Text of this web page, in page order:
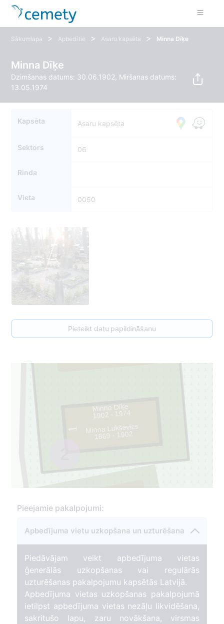
Sākumlapa > Apbedītie > Asaru kapsēta > Minna Dīķe
Minna Dīķe
Dzimšanas datums: 30.06.1902, Miršanas datums:
13.05.1974
Kapsēta Asaru kapsēta
Sektors 06
Rinda
Vieta 0050
Pieteikt datu papildināšanu
49
048A
1
Minna Dīķe
1902 - 1974
Minna Lukševics
1869 - 1902
Pieejamie pakalpojumi:
Apbedījuma vietu uzkopšana un uzturēšana
Piedāvājam veikt apbedījuma vietas
ģenerālās uzkopšanas vai regulārās
uzturēšanas pakalpojumu kapsētās Latvijā.
Apbedījuma vietas uzkopšanas pakalpojumā
ietilpst apbedījuma vietas nezāļu likvidēšana,
sakritušo lapu, zaru novākšana, virsmas